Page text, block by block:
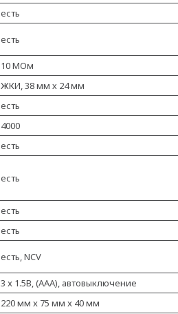
есть
есть
10 МОм
ЖКИ, 38 мм х 24 мм
есть
4000
есть
есть
есть
есть
есть, NCV
3 x 1.5В, (AAA), автовыключение
220 мм x 75 мм x 40 мм